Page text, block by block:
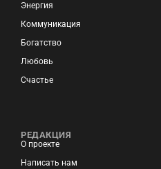
Энергия
Коммуникация
Богатство
Любовь
Счастье
РЕДАКЦИЯ
О проекте
Написать нам